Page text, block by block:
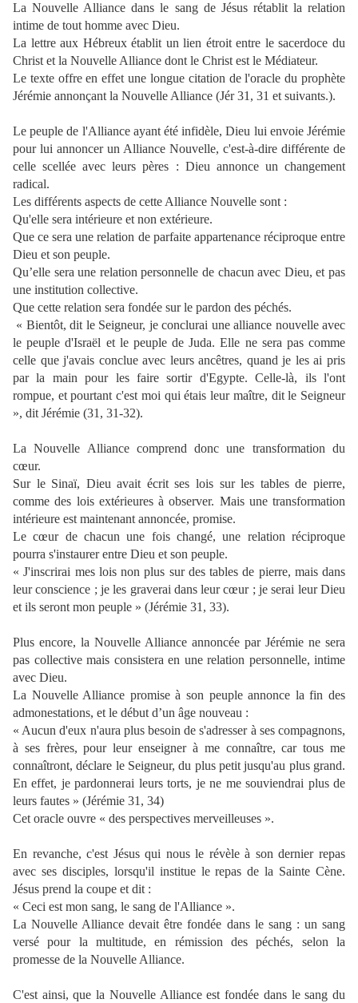
La Nouvelle Alliance dans le sang de Jésus rétablit la relation
intime de tout homme avec Dieu.
La lettre aux Hébreux établit un lien étroit entre le sacerdoce du
Christ et la Nouvelle Alliance dont le Christ est le Médiateur.
Le texte offre en effet une longue citation de l'oracle du prophète
Jérémie annonçant la Nouvelle Alliance (Jér 31, 31 et suivants.).
Le peuple de l'Alliance ayant été infidèle, Dieu lui envoie Jérémie
pour lui annoncer un Alliance Nouvelle, c'est-à-dire différente de
celle scellée avec leurs pères : Dieu annonce un changement
radical.
Les différents aspects de cette Alliance Nouvelle sont :
Qu'elle sera intérieure et non extérieure.
Que ce sera une relation de parfaite appartenance réciproque entre
Dieu et son peuple.
Qu’elle sera une relation personnelle de chacun avec Dieu, et pas
une institution collective.
Que cette relation sera fondée sur le pardon des péchés.
« Bientôt, dit le Seigneur, je conclurai une alliance nouvelle avec
le peuple d'Israël et le peuple de Juda. Elle ne sera pas comme
celle que j'avais conclue avec leurs ancêtres, quand je les ai pris
par la main pour les faire sortir d'Egypte. Celle-là, ils l'ont
rompue, et pourtant c'est moi qui étais leur maître, dit le Seigneur
», dit Jérémie (31, 31-32).
La Nouvelle Alliance comprend donc une transformation du
cœur.
Sur le Sinaï, Dieu avait écrit ses lois sur les tables de pierre,
comme des lois extérieures à observer. Mais une transformation
intérieure est maintenant annoncée, promise.
Le cœur de chacun une fois changé, une relation réciproque
pourra s'instaurer entre Dieu et son peuple.
« J'inscrirai mes lois non plus sur des tables de pierre, mais dans
leur conscience ; je les graverai dans leur cœur ; je serai leur Dieu
et ils seront mon peuple » (Jérémie 31, 33).
Plus encore, la Nouvelle Alliance annoncée par Jérémie ne sera
pas collective mais consistera en une relation personnelle, intime
avec Dieu.
La Nouvelle Alliance promise à son peuple annonce la fin des
admonestations, et le début d’un âge nouveau :
« Aucun d'eux n'aura plus besoin de s'adresser à ses compagnons,
à ses frères, pour leur enseigner à me connaître, car tous me
connaîtront, déclare le Seigneur, du plus petit jusqu'au plus grand.
En effet, je pardonnerai leurs torts, je ne me souviendrai plus de
leurs fautes » (Jérémie 31, 34)
Cet oracle ouvre « des perspectives merveilleuses ».
En revanche, c'est Jésus qui nous le révèle à son dernier repas
avec ses disciples, lorsqu'il institue le repas de la Sainte Cène.
Jésus prend la coupe et dit :
« Ceci est mon sang, le sang de l'Alliance ».
La Nouvelle Alliance devait être fondée dans le sang : un sang
versé pour la multitude, en rémission des péchés, selon la
promesse de la Nouvelle Alliance.
C'est ainsi, que la Nouvelle Alliance est fondée dans le sang du